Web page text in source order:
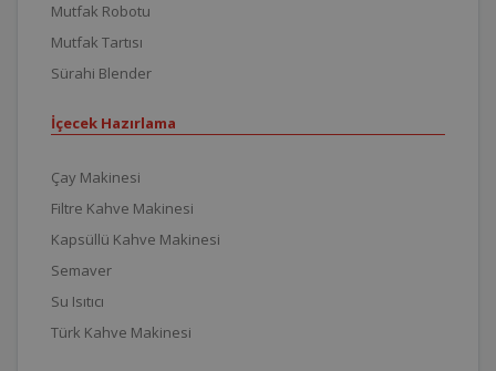
Mutfak Robotu
Mutfak Tartısı
Sürahi Blender
İçecek Hazırlama
Çay Makinesi
Filtre Kahve Makinesi
Kapsüllü Kahve Makinesi
Semaver
Su Isıtıcı
Türk Kahve Makinesi